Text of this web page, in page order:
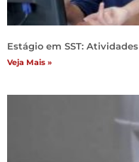
Estágio em SST:
Veja Mais »